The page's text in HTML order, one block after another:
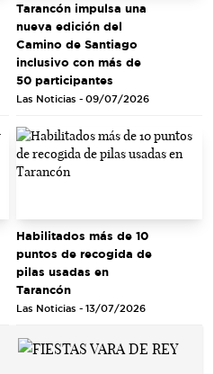
Tarancón impulsa una
nueva edición del
Camino de Santiago
inclusivo con más de
50 participantes
Las Noticias - 09/07/2026
Habilitados más de 10
puntos de recogida de
pilas usadas en
Tarancón
Las Noticias - 13/07/2026